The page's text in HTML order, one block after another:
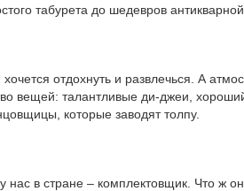
табурета до шедевров
отдохнуть и развлечься. А
вещей: талантливые ди-джеи,
которые заводят толпу.
нас в стране – комплектовщик. Что ж